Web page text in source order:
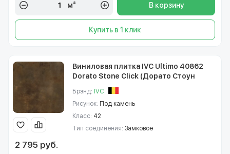
м² В корзину
Купить в 1 клик
Виниловая плитка IVC Ultimo 40862
Dorato Stone Click (Дорато Стоун
Брэнд: IVC
Рисунок: Под камень
Класс: 42
Тип соединения: Замковое
2 795 руб.